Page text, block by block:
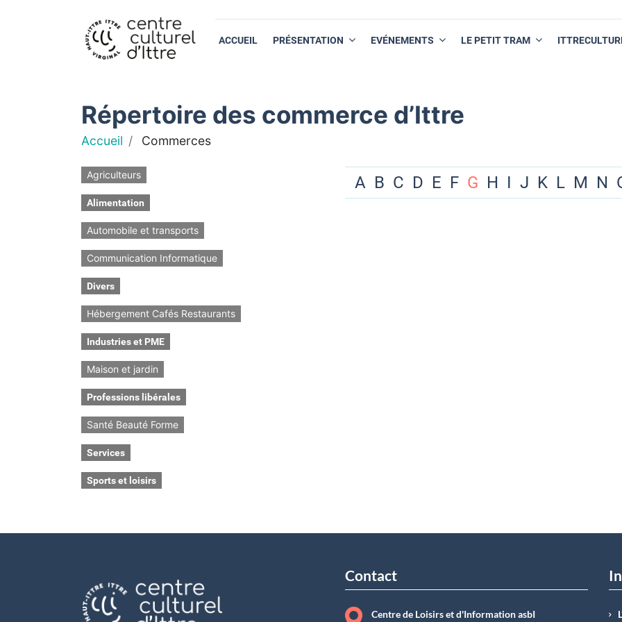
ACCUEIL PRÉSENTATION EVÉNEMENTS LE PETIT TRAM
Répertoire des commerce d’Ittre
Accueil Commerces
Agriculteurs
Alimentation
Automobile et transports
Communication Informatique
Divers
Hébergement Cafés Restaurants
Industries et PME
Maison et jardin
Professions libérales
Santé Beauté Forme
Services
Sports et loisirs
A B C D E F G H I J K L M N
Contact
Centre de Loisirs et d'Information asbI